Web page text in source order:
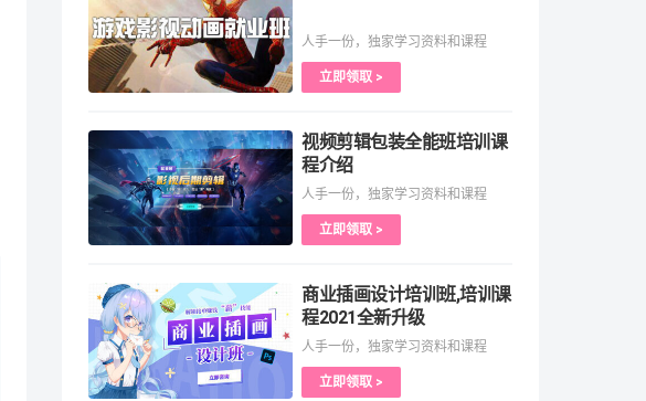
人手一份，独家学习资料和课程
立即领取 >
视频剪辑包装全能班培训课
程介绍
人手一份，独家学习资料和课程
立即领取 >
商业插画设计培训班,培训课
程2021全新升级
人手一份，独家学习资料和课程
立即领取 >